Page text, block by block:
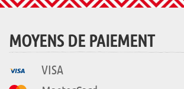
MOYENS DE PAIEMENT
VISA